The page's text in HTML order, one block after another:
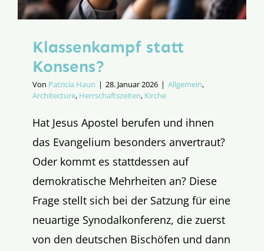
Klassenkampf statt
Konsens?
Von Patricia Haun | 28. Januar 2026 | Allgemein,
Architecture, Herrschaftszeiten, Kirche
Hat Jesus Apostel berufen und ihnen
das Evangelium besonders anvertraut?
Oder kommt es stattdessen auf
demokratische Mehrheiten an? Diese
Frage stellt sich bei der Satzung für eine
neuartige Synodalkonferenz, die zuerst
von den deutschen Bischöfen und dann